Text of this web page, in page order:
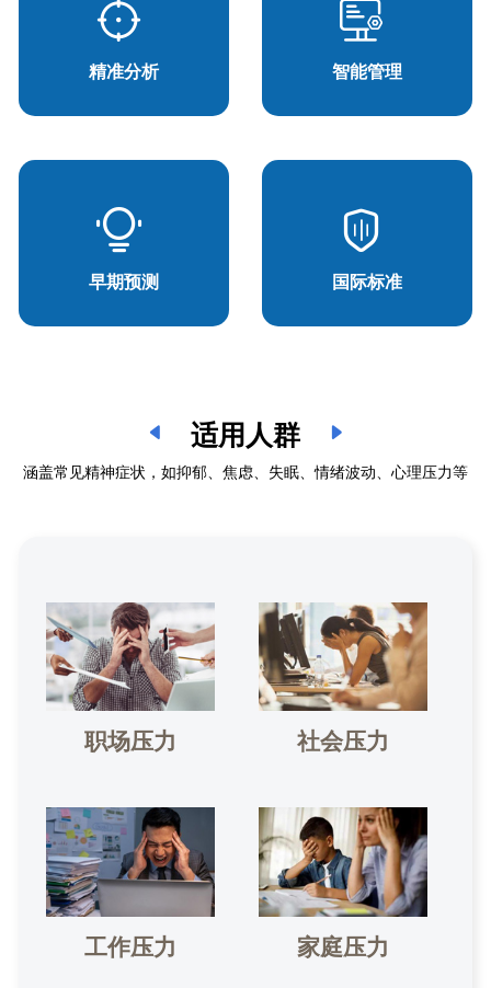
精准分析 智能管理
早期预测 国际标准
适用人群
涵盖常见精神症状，如抑郁、焦虑、失眠、情绪波动、心理压力等
职场压力 社会压力
工作压力 家庭压力